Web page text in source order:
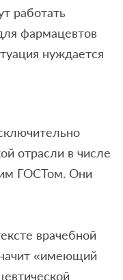
работать
фармацевтов
нуждается
отрасли в числе
ГОСТом. Они
врачебной
«имеющий